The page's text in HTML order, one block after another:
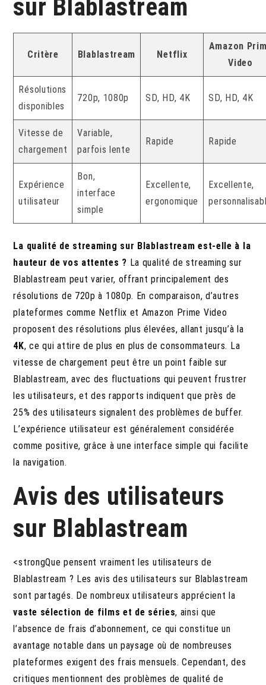
sur Blablastream
Critère Blablastream Netflix
Amazon
Video
Résolutions
disponibles
720p, 1080p SD, HD, 4K SD, HD, 4K
Vitesse de
chargement
Variable,
parfois lente
Rapide Rapide
Expérience
utilisateur
Bon,
interface
simple
Excellente,
ergonomique
Excellente,
La qualité de streaming sur Blablastream est-elle à la
hauteur de vos attentes ? La qualité de streaming sur
Blablastream peut varier, offrant principalement des
résolutions de 720p à 1080p. En comparaison, d’autres
plateformes comme Netflix et Amazon Prime Video
proposent des résolutions plus élevées, allant jusqu’à la
4K, ce qui attire de plus en plus de consommateurs. La
vitesse de chargement peut être un point faible sur
Blablastream, avec des fluctuations qui peuvent frustrer
les utilisateurs, et des rapports indiquent que près de
25% des utilisateurs signalent des problèmes de buffer.
L’expérience utilisateur est généralement considérée
comme positive, grâce à une interface simple qui facilite
la navigation.
Avis des utilisateurs
sur Blablastream
<strongQue pensent vraiment les utilisateurs de
Blablastream ? Les avis des utilisateurs sur Blablastream
sont partagés. De nombreux utilisateurs apprécient la
vaste sélection de films et de séries, ainsi que
l’absence de frais d’abonnement, ce qui constitue un
avantage notable dans un paysage où de nombreuses
plateformes exigent des frais mensuels. Cependant, des
critiques mentionnent des problèmes de qualité de